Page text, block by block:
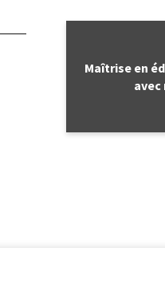
Maîtrise en